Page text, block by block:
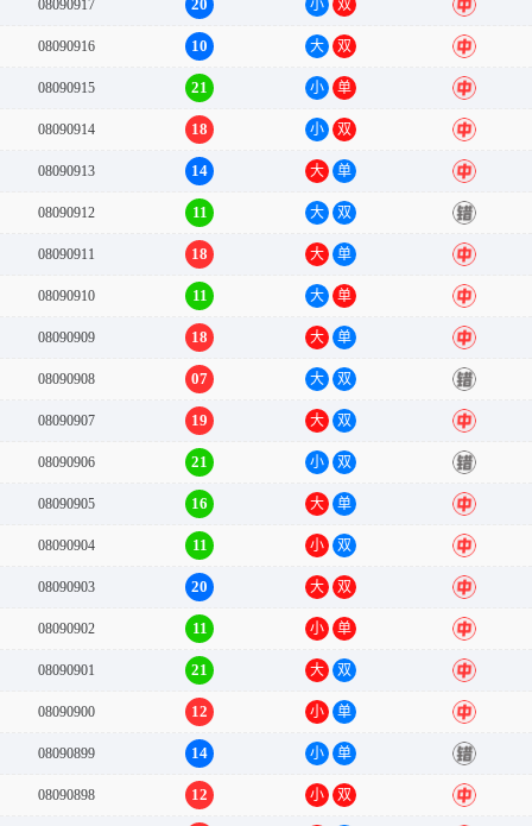
08090917 20 小 双 中
08090916 10 大 双 中
08090915 21 小 单 中
08090914 18 小 双 中
08090913 14 大 单 中
08090912 11 大 双 错
08090911 18 大 单 中
08090910 11 大 单 中
08090909 18 大 单 中
08090908 07 大 双 错
08090907 19 大 双 中
08090906 21 小 双 错
08090905 16 大 单 中
08090904 11 小 双 中
08090903 20 大 双 中
08090902 11 小 单 中
08090901 21 大 双 中
08090900 12 小 单 中
08090899 14 小 单 错
08090898 12 小 双 中